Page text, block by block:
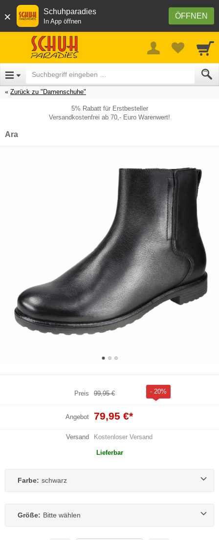
× ÖFFNEN
Schuhparadies
In App öffnen
Zurück zu "Damenschuhe"
5% Rabatt für Erstbesteller
Versandkostenfrei ab 70,- Euro Warenwert!
Ara
Preis 99,95 € - 20%
Angebot 79,95 €*
Versand Kostenloser Versand
Lieferbar
Farbe: schwarz
Größe: Bitte wählen